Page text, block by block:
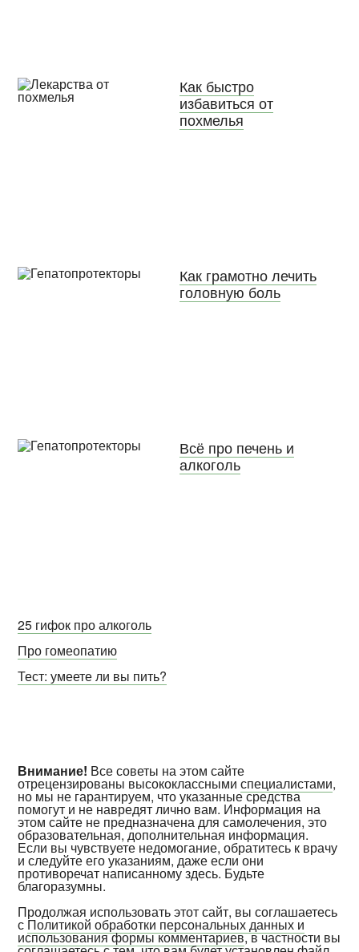
Как быстро
избавиться от
похмелья
Как грамотно лечить
головную боль
Всё про печень и
алкоголь
25 гифок про алкоголь
Про гомеопатию
Тест: умеете ли вы пить?
Внимание! Все советы на этом сайте
отрецензированы высококласснымиспециалистами,
но мы не гарантируем, что указанные средства
помогут и не навредят лично вам. Информация на
этом сайте не предназначена для самолечения, это
образовательная, дополнительная информация.
Если вы чувствуете недомогание, обратитесь к врачу
и следуйте его указаниям, даже если они
противоречат написанному здесь. Будьте
благоразумны.
Продолжая использовать этот сайт, вы соглашаетесь
с Политикой обработки персональных данных и
использования формы комментариев, в частности вы